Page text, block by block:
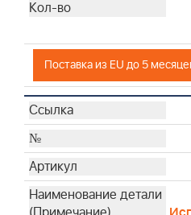
Поставка из EU до 5